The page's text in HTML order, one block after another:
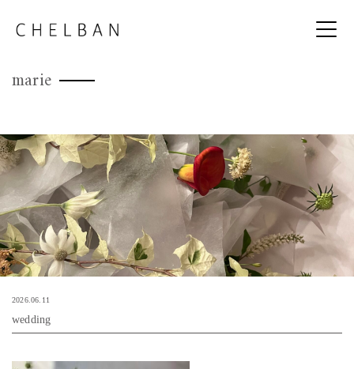
marie
2026.06.11
wedding